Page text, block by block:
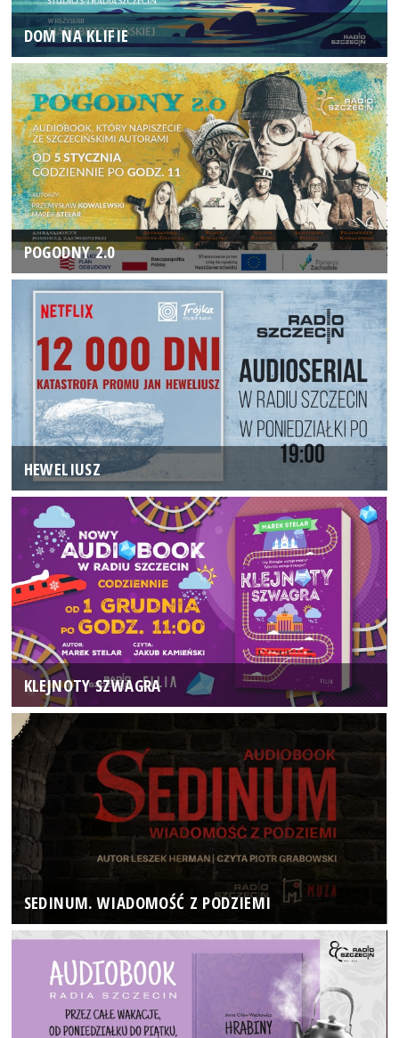
DOM NA KLIFIE
POGODNY 2.0
HEWELIUSZ
KLEJNOTY SZWAGRA
SEDINUM. WIADOMOŚĆ Z PODZIEMI